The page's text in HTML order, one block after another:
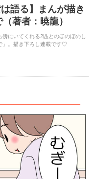
語る】まんが描き
著者：暁龍）
にいてくれる2匹とのほのぼのし
」。描き下ろし連載です♡